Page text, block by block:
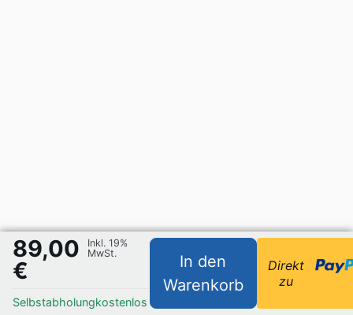
89,00
€
Inkl. 19%
MwSt.
Selbstabholungkostenlos
In den
Warenkorb
Direkt
zu